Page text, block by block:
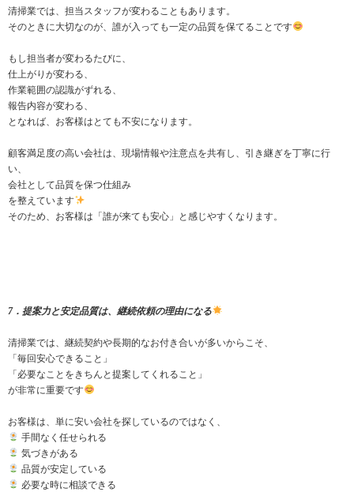
清掃業では、担当スタッフが変わることもあります。
そのときに大切なのが、誰が入っても一定の品質を保てることです
もし担当者が変わるたびに、
仕上がりが変わる、
作業範囲の認識がずれる、
報告内容が変わる、
となれば、お客様はとても不安になります。
顧客満足度の高い会社は、現場情報や注意点を共有し、引き継ぎを丁寧に行
い、
会社として品質を保つ仕組み
を整えています
そのため、お客様は「誰が来ても安心」と感じやすくなります。
7．提案力と安定品質は、継続依頼の理由になる
清掃業では、継続契約や長期的なお付き合いが多いからこそ、
「毎回安心できること」
「必要なことをきちんと提案してくれること」
が非常に重要です
お客様は、単に安い会社を探しているのではなく、
手間なく任せられる
気づきがある
品質が安定している
必要な時に相談できる